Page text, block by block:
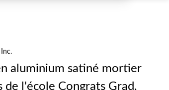
aluminium satiné mortier
de l'école Congrats Grad,